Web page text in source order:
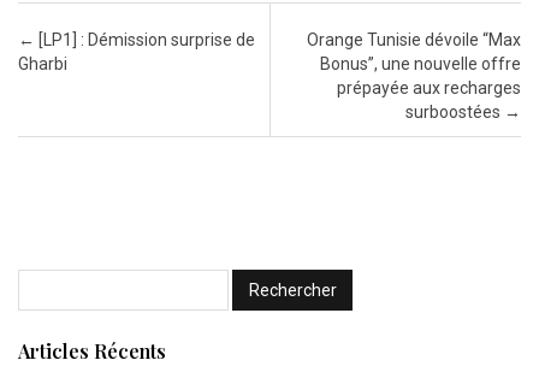
Post navigation
← [LP1] : Démission surprise de
Gharbi
Orange Tunisie dévoile “Max
Bonus”, une nouvelle offre
prépayée aux recharges
surboostées →
Articles Récents